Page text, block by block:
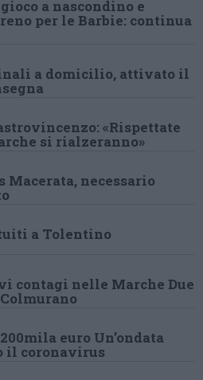
a nascondino e
per le Barbie: continua
a domicilio, attivato il
«Rispettate
si rialzeranno»
Macerata, necessario
a Tolentino
contagi nelle Marche Due
euro Un’ondata
il coronavirus